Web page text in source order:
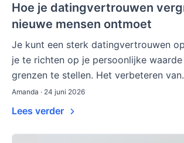
Hoe je datingvertrouwen
nieuwe mensen ontmoet
Je kunt een sterk datingvertrouwen
je te richten op je persoonlijke
grenzen te stellen. Het verbeteren
Amanda · 24 juni 2026
Lees verder